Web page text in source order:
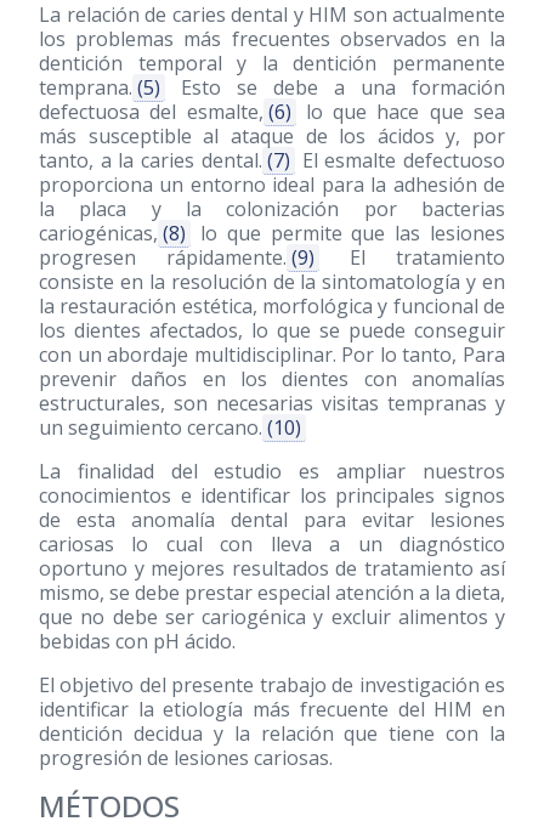
La relación de caries dental y HIM son actualmente
los problemas más frecuentes observados en la
dentición temporal y la dentición permanente
temprana. (5)
Esto se debe a una formación
defectuosa del esmalte, (6)
lo que hace que sea
más susceptible al ataque de los ácidos y, por
tanto, a la caries dental. (7) El esmalte defectuoso
proporciona un entorno ideal para la adhesión de
la placa y la colonización por bacterias
cariogénicas, (8)
lo que permite que las lesiones
progresen rápidamente. (9)
El tratamiento
consiste en la resolución de la sintomatología y en
la restauración estética, morfológica y funcional de
los dientes afectados, lo que se puede conseguir
con un abordaje multidisciplinar. Por lo tanto, Para
prevenir daños en los dientes con anomalías
estructurales, son necesarias visitas tempranas y
un seguimiento cercano. (10)
La finalidad del estudio es ampliar nuestros
conocimientos e identificar los principales signos
de esta anomalía dental para evitar lesiones
cariosas lo cual con lleva a un diagnóstico
oportuno y mejores resultados de tratamiento así
mismo, se debe prestar especial atención a la dieta,
que no debe ser cariogénica y excluir alimentos y
bebidas con pH ácido.
El objetivo del presente trabajo de investigación es
identificar la etiología más frecuente del HIM en
dentición decidua y la relación que tiene con la
progresión de lesiones cariosas.
MÉTODOS